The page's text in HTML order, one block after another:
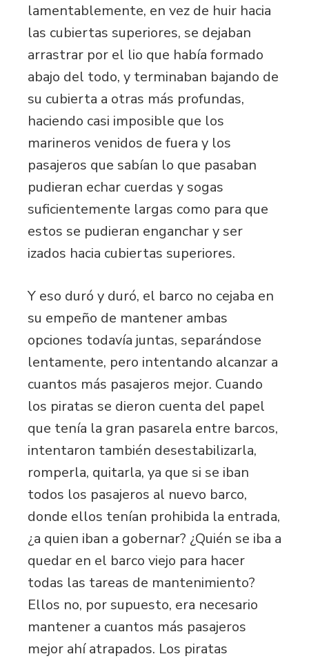
lamentablemente, en vez de huir hacia
las cubiertas superiores, se dejaban
arrastrar por el lio que había formado
abajo del todo, y terminaban bajando de
su cubierta a otras más profundas,
haciendo casi imposible que los
marineros venidos de fuera y los
pasajeros que sabían lo que pasaban
pudieran echar cuerdas y sogas
suficientemente largas como para que
estos se pudieran enganchar y ser
izados hacia cubiertas superiores.
Y eso duró y duró, el barco no cejaba en
su empeño de mantener ambas
opciones todavía juntas, separándose
lentamente, pero intentando alcanzar a
cuantos más pasajeros mejor. Cuando
los piratas se dieron cuenta del papel
que tenía la gran pasarela entre barcos,
intentaron también desestabilizarla,
romperla, quitarla, ya que si se iban
todos los pasajeros al nuevo barco,
donde ellos tenían prohibida la entrada,
¿a quien iban a gobernar? ¿Quién se iba a
quedar en el barco viejo para hacer
todas las tareas de mantenimiento?
Ellos no, por supuesto, era necesario
mantener a cuantos más pasajeros
mejor ahí atrapados. Los piratas